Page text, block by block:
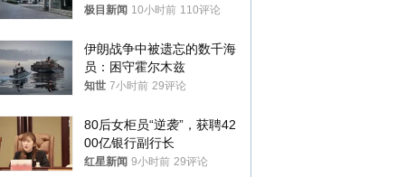
所免费开放，当地多部门回
极目新闻 10小时前 110评论
伊朗战争中被遗忘的数千海
员：困守霍尔木兹
知世 7小时前 29评论
80后女柜员“逆袭”，获聘42
00亿银行副行长
红星新闻 9小时前 29评论